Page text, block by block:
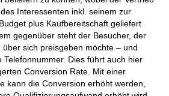
Interessenten inkl. seinem zur
plus Kaufbereitschaft geliefert
gegenüber steht der Besucher, der
über sich preisgeben möchte – und
Telefonnummer. Dies führt auch hier
Conversion Rate. Mit einer
kann die Conversion erhöht werden,